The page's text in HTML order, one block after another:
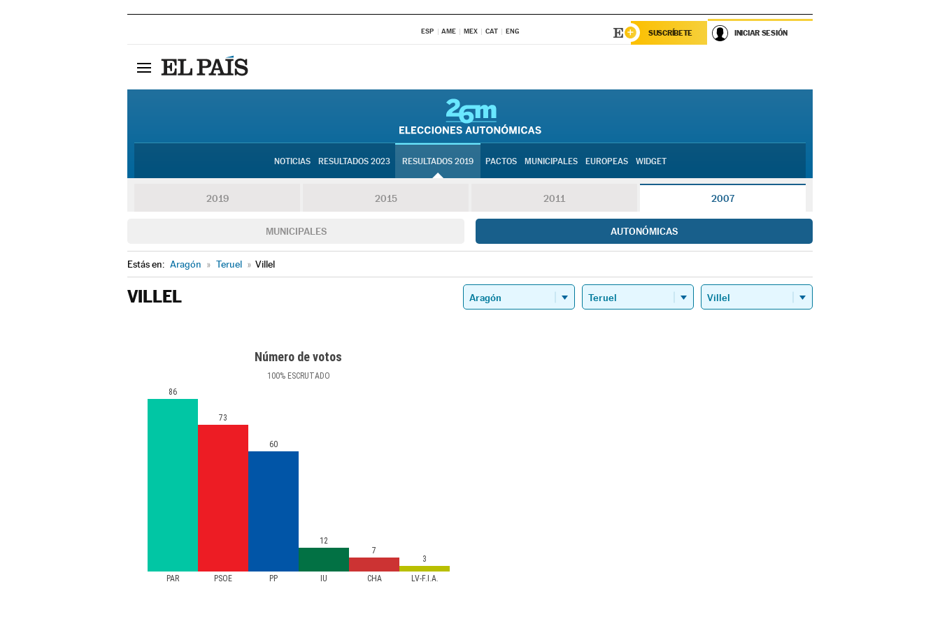
ESP AME MEX CAT ENG SUSCRÍBETE INICIAR SESIÓN
NOTICIAS RESULTADOS 2023 RESULTADOS 2019 PACTOS MUNICIPALES EUROPEAS WIDGET
2019 2015 2011 2007
MUNICIPALES AUTONÓMICAS
Estás en: Aragón » Teruel » Villel
VILLEL
Número de votos
100%ESCRUTADO
PAR PSOE PP IU CHA LV-F.I.A.
86
73
60
12
7
3